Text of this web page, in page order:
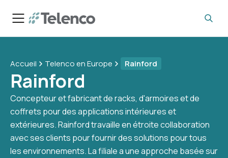
Accueil Telenco en Europe Rainford
Rainford
Concepteur et fabricant de racks, d'armoires et de
coffrets pour des applications intérieures et
extérieures. Rainford travaille en étroite collaboration
avec ses clients pour fournir des solutions pour tous
les environnements. La filiale a une approche basée sur